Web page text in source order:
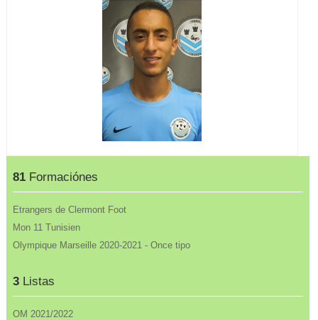
81 Formaciónes
Etrangers de Clermont Foot
Mon 11 Tunisien
Olympique Marseille 2020-2021 - Once tipo
3 Listas
OM 2021/2022